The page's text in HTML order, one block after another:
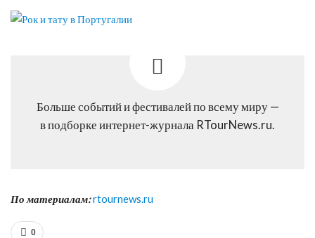
Больше событий и фестивалей по всему миру —
в подборке интернет-журнала RTourNews.ru.
По материалам:rtournews.ru
0